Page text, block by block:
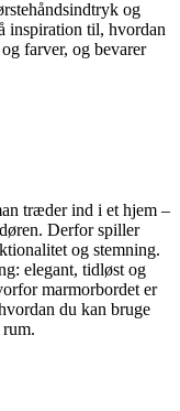
og
inspiration til, hvordan
farver, og bevarer
træder ind i et hjem –
Derfor spiller
og stemning.
elegant, tidløst og
marmorbordet er
du kan bruge